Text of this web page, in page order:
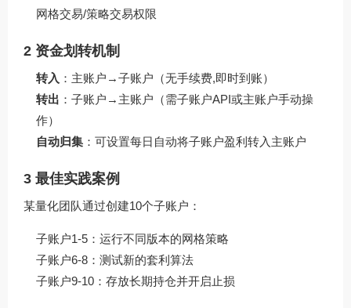
网格交易/策略交易权限
2 资金划转机制
转入 ：主账户→子账户（无手续费,即时到账）
转出 ：子账户→主账户（需子账户API或主账户手动操
作）
自动归集 ：可设置每日自动将子账户盈利转入主账户
3 最佳实践案例
某量化团队通过创建10个子账户：
子账户1-5：运行不同版本的网格策略
子账户6-8：测试新的套利算法
子账户9-10：存放长期持仓并开启止损